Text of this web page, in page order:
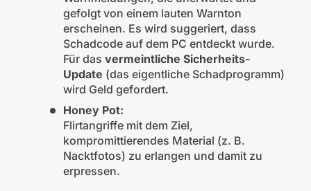
gefolgt von einem lauten Warnton
erscheinen. Es wird suggeriert, dass
Schadcode auf dem PC entdeckt wurde.
Für das vermeintliche Sicherheits-
Update (das eigentliche Schadprogramm)
wird Geld gefordert.
Honey Pot:
Flirtangriffe mit dem Ziel,
kompromittierendes Material (z. B.
Nacktfotos) zu erlangen und damit zu
erpressen.